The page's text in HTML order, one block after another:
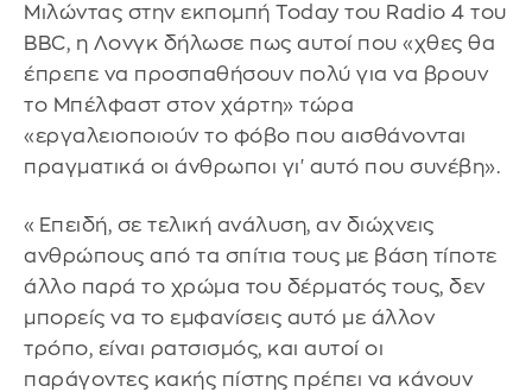
Μιλώντας στην εκπομπή Today του Radio 4 του
BBC, η Λονγκ δήλωσε πως αυτοί που «χθες θα
έπρεπε να προσπαθήσουν πολύ για να βρουν
το Μπέλφαστ στον χάρτη» τώρα
«εργαλειοποιούν το φόβο που αισθάνονται
πραγματικά οι άνθρωποι γι' αυτό που συνέβη».
«Επειδή, σε τελική ανάλυση, αν διώχνεις
ανθρώπους από τα σπίτια τους με βάση τίποτε
άλλο παρά το χρώμα του δέρματός τους, δεν
μπορείς να το εμφανίσεις αυτό με άλλον
τρόπο, είναι ρατσισμός, και αυτοί οι
παράγοντες κακής πίστης πρέπει να κάνουν